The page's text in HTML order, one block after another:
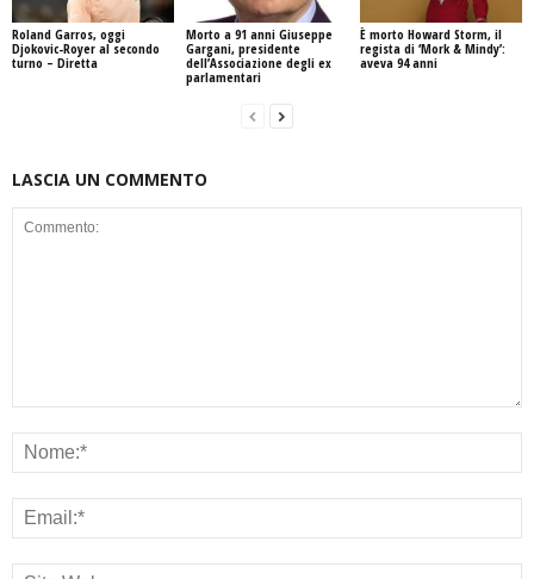
Roland Garros, oggi
Djokovic-Royer al secondo
turno – Diretta
Morto a 91 anni Giuseppe
Gargani, presidente
dell’Associazione degli ex
parlamentari
È morto Howard Storm, il
regista di ‘Mork & Mindy’:
aveva 94 anni
LASCIA UN COMMENTO